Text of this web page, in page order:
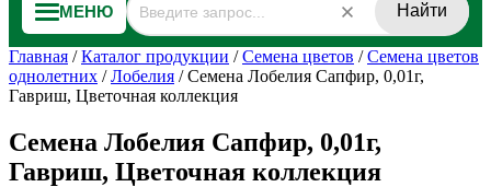
МЕНЮ Найти
Главная /Каталог продукции /Семена цветов /Семена цветов
однолетних /Лобелия /Семена Лобелия Сапфир, 0,01г,
Гавриш, Цветочная коллекция
Семена Лобелия Сапфир, 0,01г,
Гавриш, Цветочная коллекция